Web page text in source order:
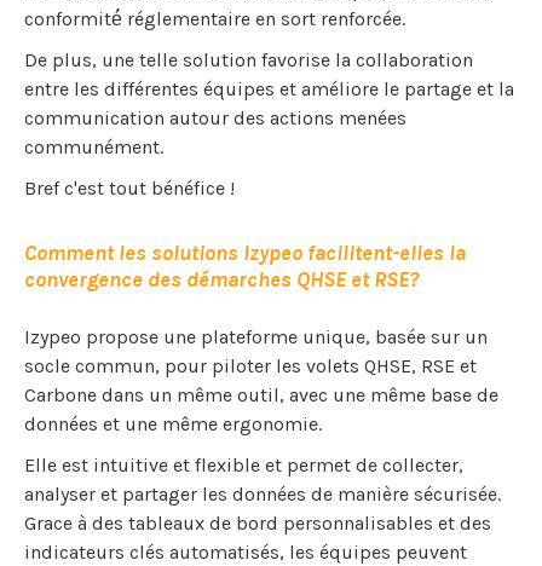
conformité́ réglementaire en sort renforcée.
De plus, une telle solution favorise la collaboration
entre les différentes équipes et améliore le partage et la
communication autour des actions menées
communément.
Bref c'est tout bénéfice !
Comment les solutions Izypeo facilitent-elles la
convergence des démarches QHSE et RSE?
Izypeo propose une plateforme unique, basée sur un
socle commun, pour piloter les volets QHSE, RSE et
Carbone dans un même outil, avec une même base de
données et une même ergonomie.
Elle est intuitive et flexible et permet de collecter,
analyser et partager les données de manière sécurisée.
Grace à des tableaux de bord personnalisables et des
indicateurs clés automatisés, les équipes peuvent